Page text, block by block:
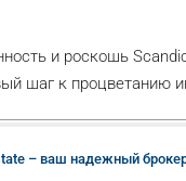
и роскошь
шаг к процветанию
– ваш надежный